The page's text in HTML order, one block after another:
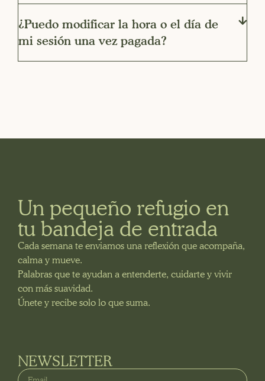
¿Puedo modificar la hora o el día de
mi sesión una vez pagada?
Un pequeño refugio en
tu bandeja de entrada
Cada semana te enviamos una reflexión que acompaña,
calma y mueve.
Palabras que te ayudan a entenderte, cuidarte y vivir
con más suavidad.
Únete y recibe solo lo que suma.
NEWSLETTER